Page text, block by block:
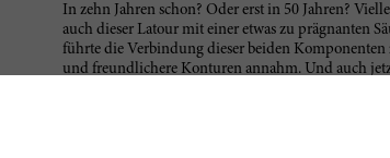
In zehn Jahren schon? Oder erst in 50 Jahren?
auch dieser Latour mit einer etwas zu prägnanten
führte die Verbindung dieser beiden
und freundlichere Konturen annahm. Und auch
Verbrechen, einen Latour 1970 zu entkorken. Soll
Genussreife zu erzwingen? Wer kann, sollte bis
zeigen, was in ihm steckt. Einer der ganz wenigen
Bordeaux-Lethargie, die eigentlich generell hätte